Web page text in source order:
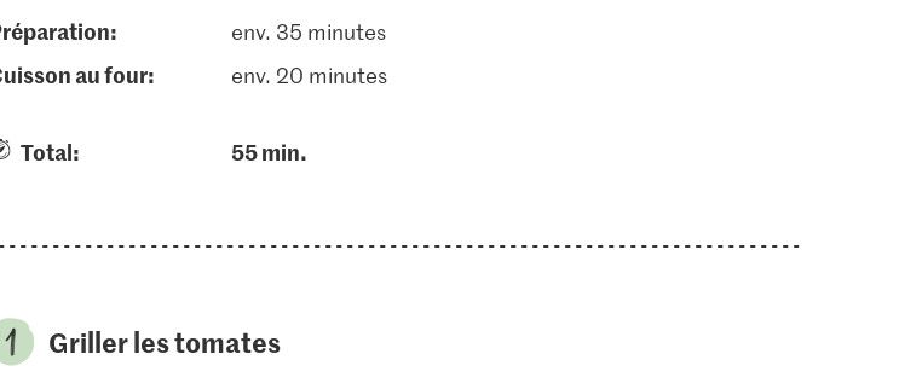
Préparation: env. 35 minutes
cuisson au four: env. 20 minutes
Total: 55 min.
Griller les tomates